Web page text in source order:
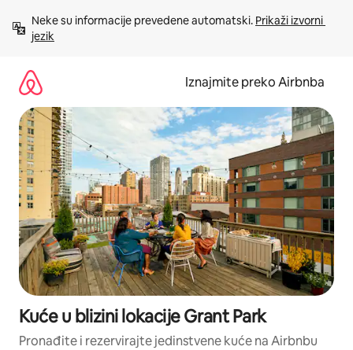
sadržaj
Neke su informacije prevedene automatski. Prikaži izvorni
jezik
Iznajmite preko Airbnba
Kuće u blizini lokacije Grant Park
Pronađite i rezervirajte jedinstvene kuće na Airbnbu